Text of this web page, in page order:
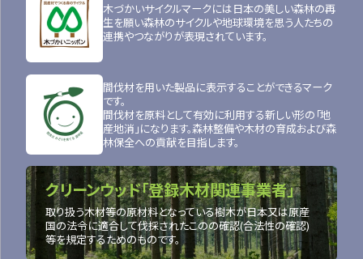
木づかいサイクルマークには日本の美しい森林の再
生を願い森林のサイクルや地球環境を思う人たちの
連携やつながりが表現されています。
間伐材を用いた製品に表示することができるマーク
です。
間伐材を原料として有効に利用する新しい形の「地
産地消」になります。森林整備や木材の育成および森
林保全への貢献を目指します。
クリーンウッド「登録木材関連事業者」
取り扱う木材等の原材料となっている樹木が日本又は原産
国の法令に適合して伐採されたこのの確認(合法性の確認)
等を規定するためのものです。